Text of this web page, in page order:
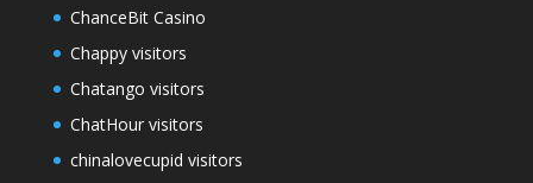
ChanceBit Casino
Chappy visitors
Chatango visitors
ChatHour visitors
chinalovecupid visitors